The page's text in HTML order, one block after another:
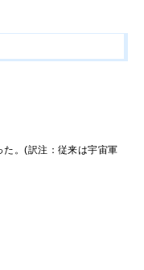
。(訳注：従来は宇宙軍